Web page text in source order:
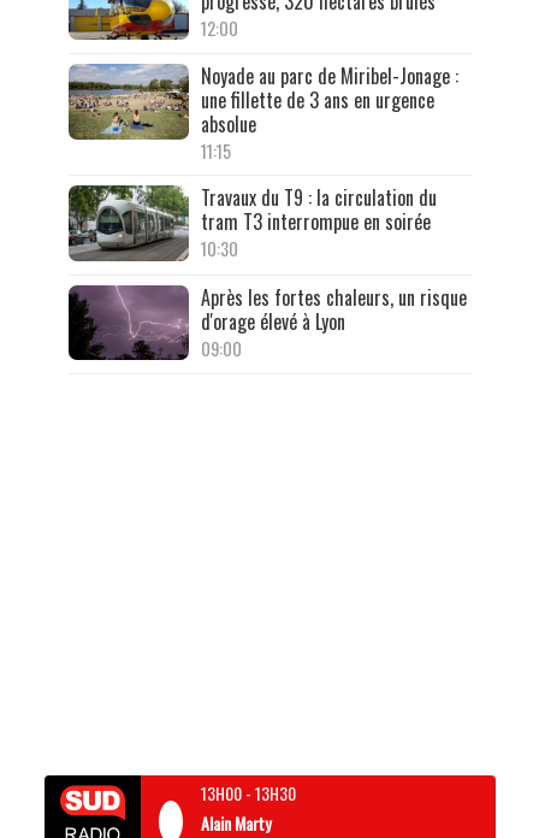
12:00
Noyade au parc de Miribel-Jonage :
une fillette de 3 ans en urgence
absolue
11:15
Travaux du T9 : la circulation du
tram T3 interrompue en soirée
10:30
Après les fortes chaleurs, un risque
d'orage élevé à Lyon
09:00
13H00-13H30
Alain Marty